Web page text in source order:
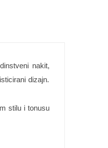
nakit,
dizajn.
stilu i tonusu